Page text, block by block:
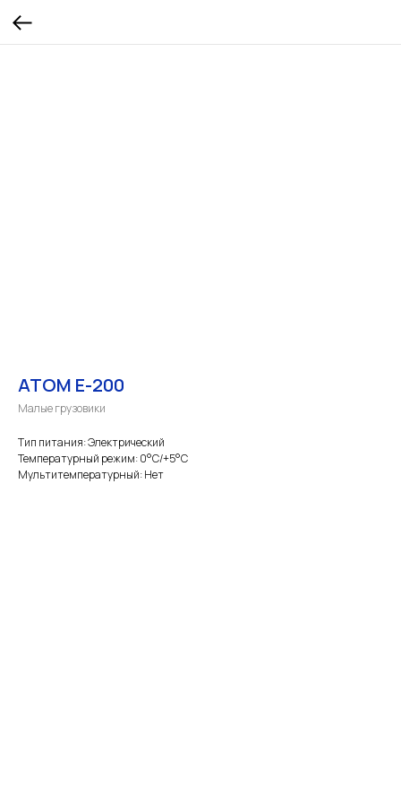
ATOM E-200
Малые грузовики
Тип питания: Электрический
Температурный режим: 0°С/+5°С
Мультитемпературный: Нет